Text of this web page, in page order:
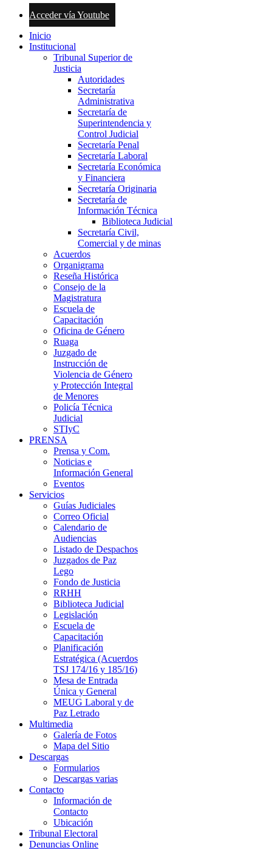
Acceder vía Youtube
Inicio
Institucional
Tribunal Superior de
Justicia
Autoridades
Secretaría
Administrativa
Secretaría de
Superintendencia y
Control Judicial
Secretaría Penal
Secretaría Laboral
Secretaría Económica
y Financiera
Secretaría Originaria
Secretaría de
Información Técnica
Biblioteca Judicial
Secretaría Civil,
Comercial y de minas
Acuerdos
Organigrama
Reseña Histórica
Consejo de la
Magistratura
Escuela de
Capacitación
Oficina de Género
Ruaga
Juzgado de
Instrucción de
Violencia de Género
y Protección Integral
de Menores
Policía Técnica
Judicial
STIyC
PRENSA
Prensa y Com.
Noticias e
Información General
Eventos
Servicios
Guías Judiciales
Correo Oficial
Calendario de
Audiencias
Listado de Despachos
Juzgados de Paz
Lego
Fondo de Justicia
RRHH
Biblioteca Judicial
Legislación
Escuela de
Capacitación
Planificación
Estratégica (Acuerdos
TSJ 174/16 y 185/16)
Mesa de Entrada
Única y General
MEUG Laboral y de
Paz Letrado
Multimedia
Galería de Fotos
Mapa del Sitio
Descargas
Formularios
Descargas varias
Contacto
Información de
Contacto
Ubicación
Tribunal Electoral
Denuncias Online